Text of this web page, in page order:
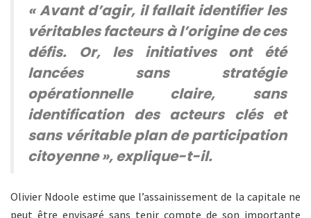
« Avant d’agir, il fallait identifier les
véritables facteurs à l’origine de ces
défis. Or, les initiatives ont été
lancées sans stratégie
opérationnelle claire, sans
identification des acteurs clés et
sans véritable plan de participation
citoyenne », explique-t-il.
Olivier Ndoole estime que l’assainissement de la capitale ne
peut être envisagé sans tenir compte de son importante